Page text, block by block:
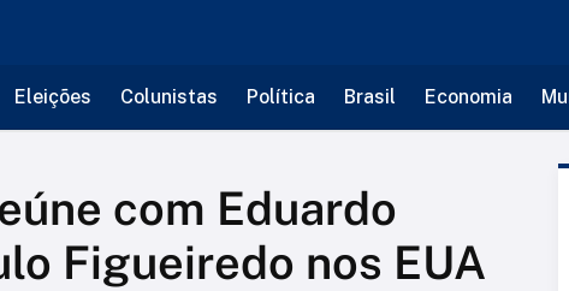
Eleições Colunistas Política Brasil Economia
com Eduardo
Figueiredo nos EUA